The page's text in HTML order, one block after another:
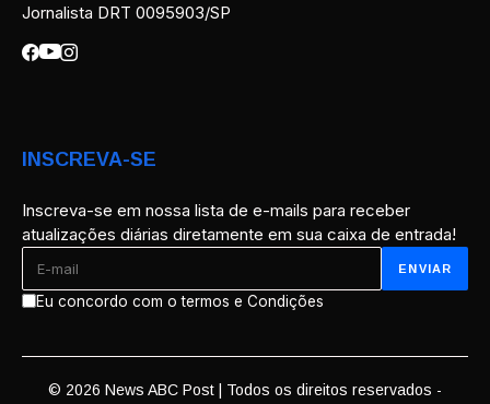
Jornalista DRT 0095903/SP
INSCREVA-SE
Inscreva-se em nossa lista de e-mails para receber
atualizações diárias diretamente em sua caixa de entrada!
Eu concordo com o termos e Condições
© 2026 News ABC Post | Todos os direitos reservados -